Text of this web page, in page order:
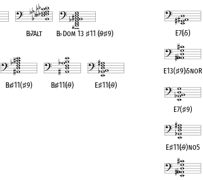
E7(♭5)
E13(♯9)♭5noR
E7(♯9)
E♯11(♭9)no5
B♭7Alt B♭Dom 13 ♯11 (♭9♯9)
B♭♯11(♯9) B♭♯11(♭9) E♯11(♭9)